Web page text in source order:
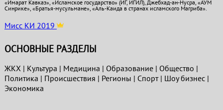
«Имарат Кавказ», «Исламское государство» (ИГ, ИГИЛ), Джебхад-ан-Нусра, «АУМ
Синрике», «Братья-мусульмане», «Аль-Каида в странах исламского Магриба».
Мисс КИ 2019
ОСНОВНЫЕ РАЗДЕЛЫ
ЖКХ | Культура | Медицина | Образование| Общество |
Политика | Проиcшествия | Регионы | Спорт| Шоу бизнес|
Экономика